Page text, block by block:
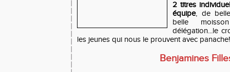
2 titres
équipe, de
belle
délégation...le
les jeunes qui nous le prouvent avec
Benjamines